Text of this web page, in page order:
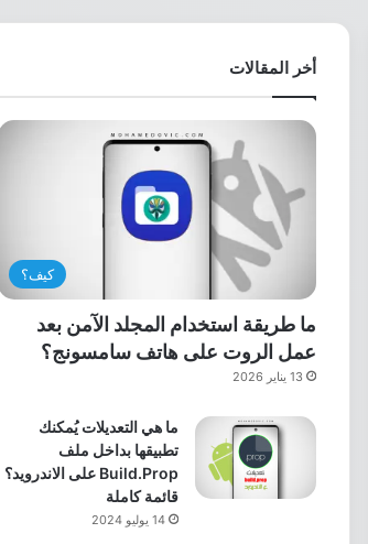
أخر المقالات
كيف؟
ما طريقة استخدام المجلد الآمن بعد
عمل الروت على هاتف سامسونج؟
13 يناير 2026
ما هي التعديلات يُمكنك
تطبيقها بداخل ملف
Build.Prop على الاندرويد؟
قائمة كاملة
14 يوليو 2024